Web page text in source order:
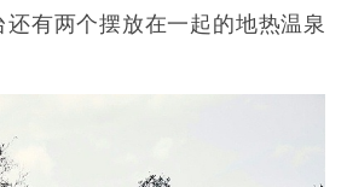
还有两个摆放在一起的地热温泉